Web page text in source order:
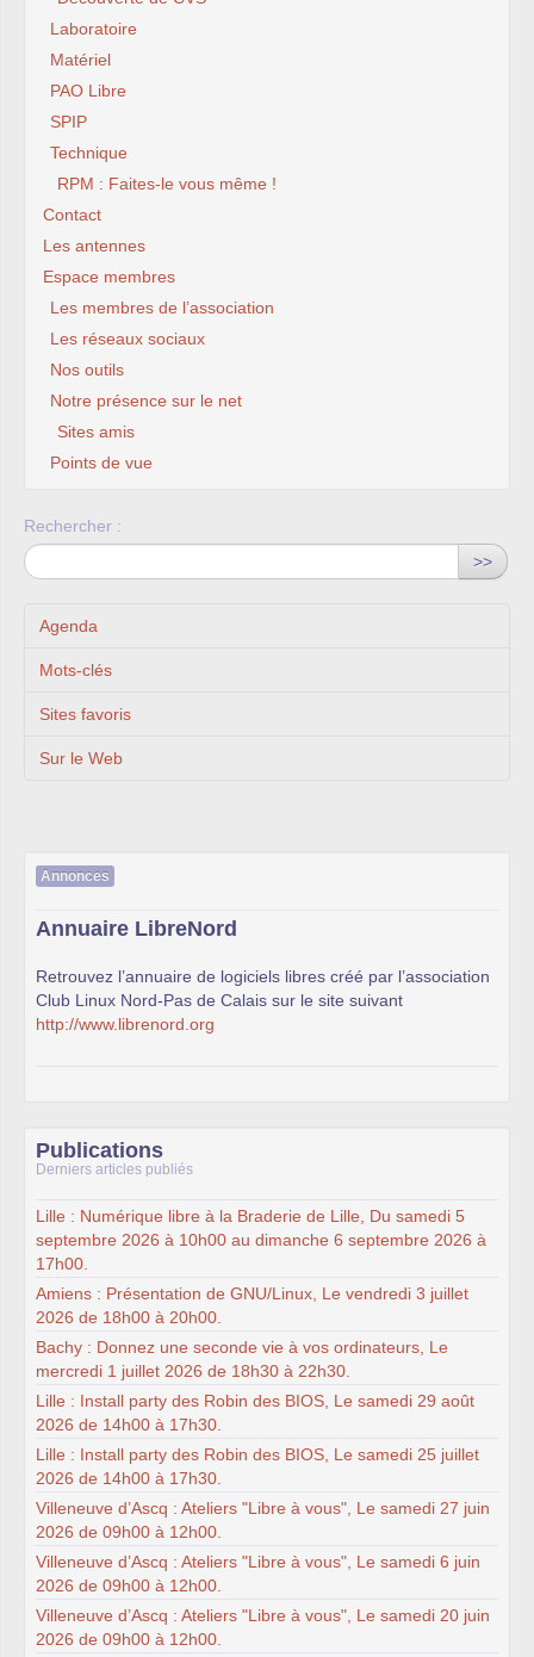
Laboratoire
Matériel
PAO Libre
SPIP
Technique
RPM : Faites-le vous même !
Contact
Les antennes
Espace membres
Les membres de l’association
Les réseaux sociaux
Nos outils
Notre présence sur le net
Sites amis
Points de vue
Rechercher :
>>
Agenda
Mots-clés
Sites favoris
Sur le Web
Annonces
Annuaire LibreNord
Retrouvez l’annuaire de logiciels libres créé par l’association
Club Linux Nord-Pas de Calais sur le site suivant
http://www.librenord.org
Publications
Derniers articles publiés
Lille : Numérique libre à la Braderie de Lille, Du samedi 5
septembre 2026 à 10h00 au dimanche 6 septembre 2026 à
17h00.
Amiens : Présentation de GNU/Linux, Le vendredi 3 juillet
2026 de 18h00 à 20h00.
Bachy : Donnez une seconde vie à vos ordinateurs, Le
mercredi 1 juillet 2026 de 18h30 à 22h30.
Lille : Install party des Robin des BIOS, Le samedi 29 août
2026 de 14h00 à 17h30.
Lille : Install party des Robin des BIOS, Le samedi 25 juillet
2026 de 14h00 à 17h30.
Villeneuve d’Ascq : Ateliers "Libre à vous", Le samedi 27 juin
2026 de 09h00 à 12h00.
Villeneuve d’Ascq : Ateliers "Libre à vous", Le samedi 6 juin
2026 de 09h00 à 12h00.
Villeneuve d’Ascq : Ateliers "Libre à vous", Le samedi 20 juin
2026 de 09h00 à 12h00.